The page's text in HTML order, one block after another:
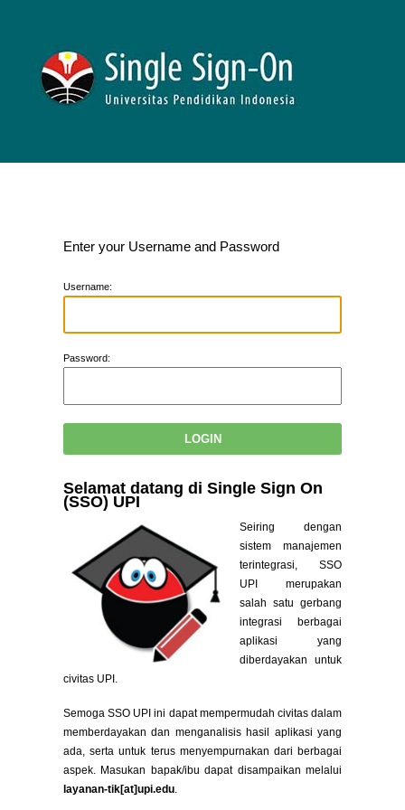
Enter your Username and Password
Username:
Password:
Selamat datang di Single Sign On
(SSO) UPI
Seiring dengan
sistem manajemen
terintegrasi, SSO
UPI merupakan
salah satu gerbang
integrasi berbagai
aplikasi yang
diberdayakan untuk
civitas UPI.
Semoga SSO UPI ini dapat mempermudah civitas dalam
memberdayakan dan menganalisis hasil aplikasi yang
ada, serta untuk terus menyempurnakan dari berbagai
aspek. Masukan bapak/ibu dapat disampaikan melalui
layanan-tik[at]upi.edu.